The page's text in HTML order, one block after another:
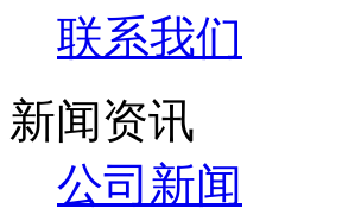
联系我们
新闻资讯
公司新闻